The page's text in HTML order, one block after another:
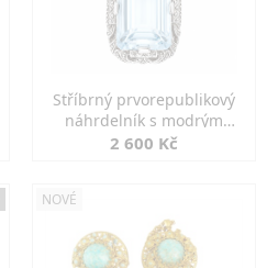
Stříbrný prvorepublikový
náhrdelník s modrým
spinelem
2 600 Kč
NOVÉ